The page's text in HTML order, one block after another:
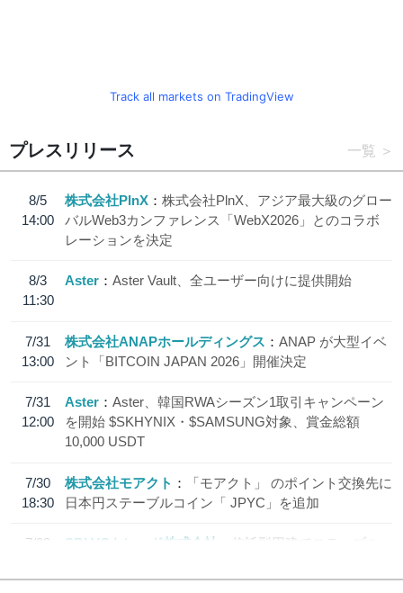
Track all markets on TradingView
プレスリリース 一覧
8/5
14:00
株式会社PlnX
株式会社PlnX、アジア最大級のグロー
バルWeb3カンファレンス「WebX2026」とのコラボ
レーションを決定
8/3
11:30
Aster Aster Vault、全ユーザー向けに提供開始
7/31
13:00
株式会社ANAPホールディングス
ANAP が大型イベ
ント「BITCOIN JAPAN 2026」開催決定
7/31
12:00
Aster
Aster、韓国RWAシーズン1取引キャンペーン
を開始 $SKHYNIX・$SAMSUNG対象、賞金総額
10,000 USDT
7/30
18:30
株式会社モアクト
「モアクト」 のポイント交換先に
日本円ステーブルコイン「 JPYC」を追加
7/29
SBI VCトレード株式会社
信託型円建てステーブル